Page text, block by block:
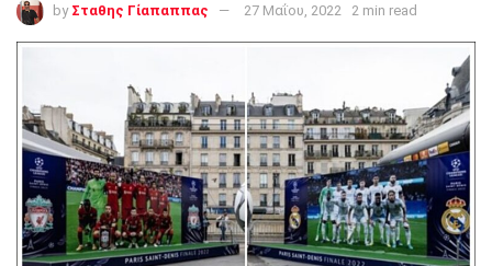
by Σταθης Γίαπαππας 27 Μαΐου, 2022 2 min read